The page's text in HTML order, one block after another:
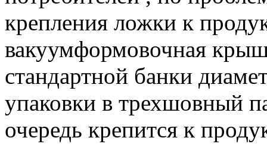
крепления ложки к
вакуумформовочная
стандартной банки
упаковки в трехшовный
очередь крепится к